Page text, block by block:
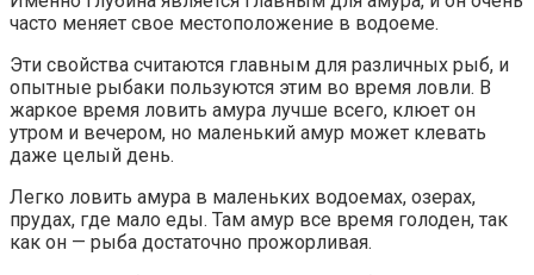
часто меняет свое местоположение в водоеме.
Эти свойства считаются главным для различных рыб, и
опытные рыбаки пользуются этим во время ловли. В
жаркое время ловить амура лучше всего, клюет он
утром и вечером, но маленький амур может клевать
даже целый день.
Легко ловить амура в маленьких водоемах, озерах,
прудах, где мало еды. Там амур все время голоден, так
как он — рыба достаточно прожорливая.